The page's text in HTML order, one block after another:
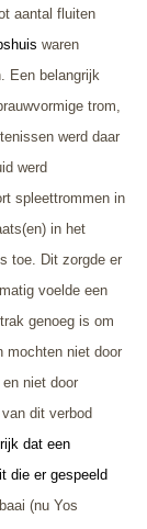
aantal fluiten
waren
Een belangrijk
trom,
werd daar
werd
spleettrommen in
in het
toe. Dit zorgde er
voelde een
genoeg is om
mochten niet door
niet door
dit verbod
dat een
die er gespeeld
(nu Yos